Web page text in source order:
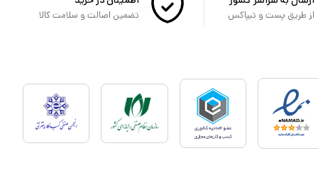
از طریق پست و تیپاکس تضمین اصالت و سلامت کالا